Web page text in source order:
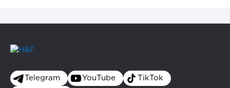
Telegram YouTube TikTok